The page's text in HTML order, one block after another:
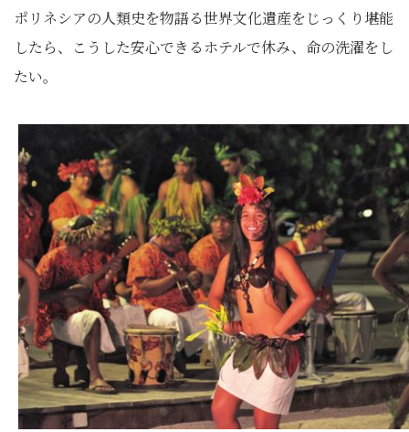
ポリネシアの人類史を物語る世界文化遺産をじっくり堪能
したら、こうした安心できるホテルで休み、命の洗濯をし
たい。